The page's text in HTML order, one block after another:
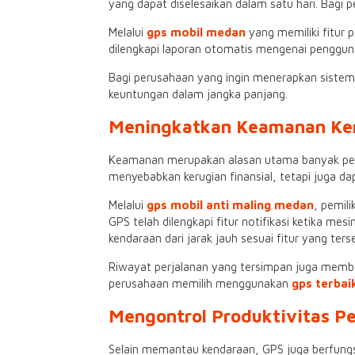
yang dapat diselesaikan dalam satu hari. Bagi
Melalui gps mobil medan yang memiliki fitur
dilengkapi laporan otomatis mengenai
Bagi perusahaan yang ingin menerapkan
keuntungan dalam jangka panjang.
Meningkatkan Keamanan
Keamanan merupakan alasan utama banyak
menyebabkan kerugian finansial, tetapi juga
Melalui gps mobil anti maling medan ,
GPS telah dilengkapi fitur notifikasi ketika
kendaraan dari jarak jauh sesuai fitur yang
Riwayat perjalanan yang tersimpan juga
perusahaan memilih menggunakan gps
Mengontrol Produktivitas
Selain memantau kendaraan, GPS juga